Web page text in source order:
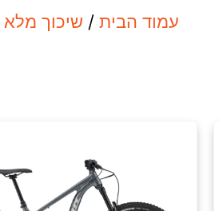
עמוד הבית / שיכוך מלא